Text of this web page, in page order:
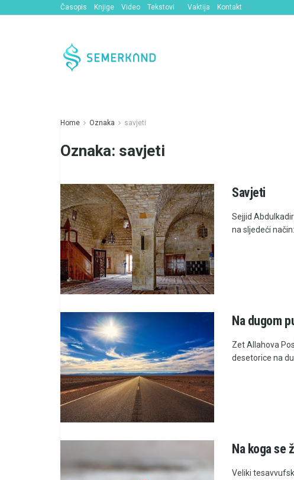
Časopis Knjige Video Tekstovi Vaktija Kontakt
Home Oznaka savjeti
Oznaka: savjeti
Savjeti
Sejjid
na sljedeći
Na dugom
Zet Allahova
desetorice na
Na koga se
Veliki